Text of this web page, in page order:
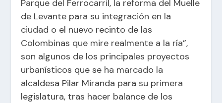
Parque del Ferrocarril, la reforma del Muelle
de Levante para su integración en la
ciudad o el nuevo recinto de las
Colombinas que mire realmente a la ría”,
son algunos de los principales proyectos
urbanísticos que se ha marcado la
alcaldesa Pilar Miranda para su primera
legislatura, tras hacer balance de los